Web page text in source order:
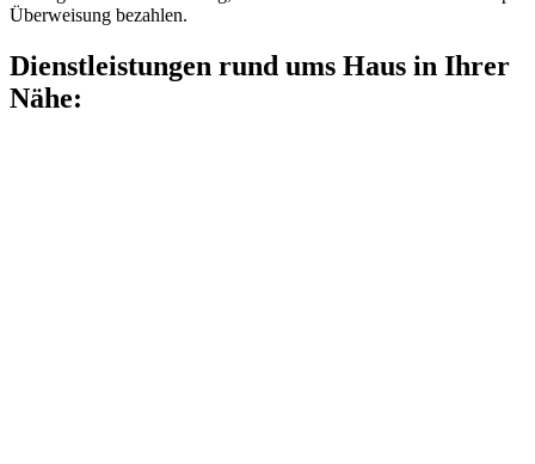
Überweisung bezahlen.
Dienstleistungen rund ums Haus in Ihrer
Nähe: